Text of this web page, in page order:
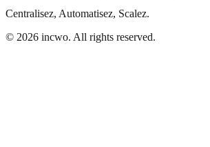
Centralisez, Automatisez, Scalez.
© 2026 incwo. All rights reserved.